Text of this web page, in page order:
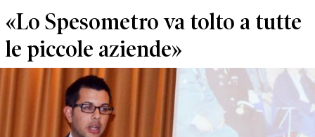
«Lo Spesometro va tolto a tutte
le piccole aziende»